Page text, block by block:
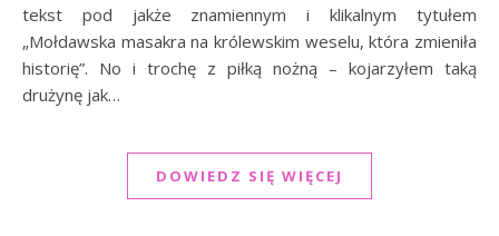
tekst pod jakże znamiennym i klikalnym tytułem
„Mołdawska masakra na królewskim weselu, która zmieniła
historię”. No i trochę z piłką nożną – kojarzyłem taką
drużynę jak…
DOWIEDZ SIĘ WIĘCEJ